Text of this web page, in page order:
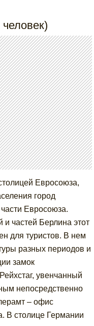
Евросоюза,
город
Евросоюза.
частей Берлина этот
для туристов. В нем
разных периодов и
замок
увенчанный
непосредственно
– офис
В столице Германии